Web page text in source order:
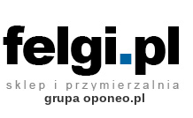
grupa oponeo.pl